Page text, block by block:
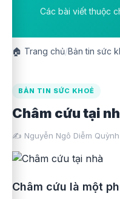
Các bài viết thuộc
🏠 Trang chủ/Bản tin sức
BẢN TIN SỨC KHOẺ
Châm cứu tại
✍️ Nguyễn Ngô Diễm Quỳnh
Châm cứu là một